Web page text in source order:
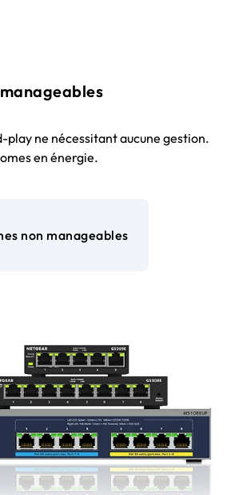
play ne nécessitant aucune gestion.
en énergie.
non manageables